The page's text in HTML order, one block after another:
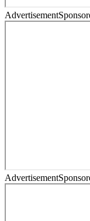
Advertisement
Advertisement